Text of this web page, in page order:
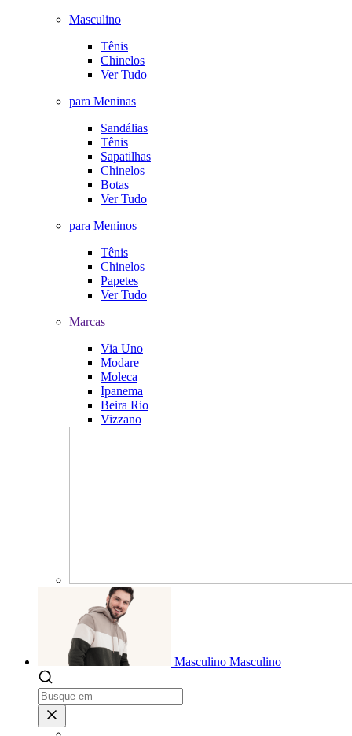
Masculino
Tênis
Chinelos
Ver Tudo
para Meninas
Sandálias
Tênis
Sapatilhas
Chinelos
Botas
Ver Tudo
para Meninos
Tênis
Chinelos
Papetes
Ver Tudo
Marcas
Via Uno
Modare
Moleca
Ipanema
Beira Rio
Vizzano
Masculino Masculino